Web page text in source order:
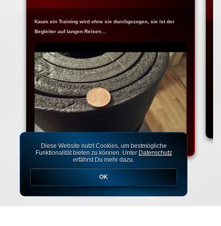
Kaum ein Training wird ohne sie durchgezogen, sie ist der
Begleiter auf langen Reisen…
Diese Website nutzt Cookies, um bestmögliche
Funktionalität bieten zu können. Unter Datenschutz
erfährst Du mehr dazu.
OK